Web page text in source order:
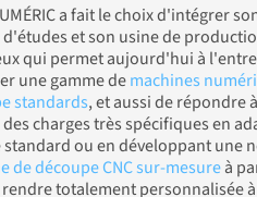
a fait le choix d'intégrer
et son usine de
qui permet aujourd'hui à
une gamme demachines
standards, et aussi de répondre
charges très spécifiques en
standard ou en développant une
de découpe CNC sur-mesureà
totalement personnalisée